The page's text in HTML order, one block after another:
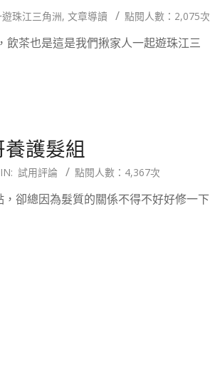
珠江三角洲, 文章導讀 點閱人數：2,075次
茶也是這是我們揪家人一起遊珠江三
護髮組
IN: 試用評論 點閱人數：4,367次
卻總因為髮質的關係不得不好好修一下